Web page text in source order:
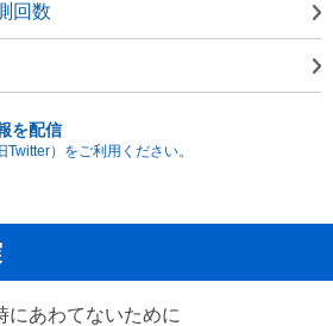
回数
を配信
）をご利用ください。
にあわてないために